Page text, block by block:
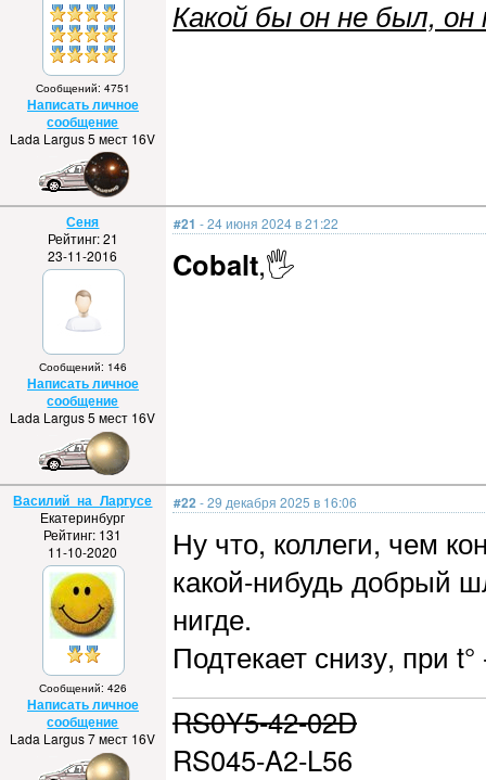
Сообщений: 4751
Написать личное
сообщение
Lada Largus 5 мест 16V
Какой бы он не был, он
Сеня
Рейтинг: 21
23-11-2016
Сообщений: 146
Написать личное
сообщение
Lada Largus 5 мест 16V
#21 - 24 июня 2024 в 21:22
Cobalt,🖐️
Василий_на_Ларгусе
Екатеринбург
Рейтинг: 131
11-10-2020
Сообщений: 426
Написать личное
сообщение
Lada Largus 7 мест 16V
#22 - 29 декабря 2025 в 16:06
Ну что, коллеги, чем
какой-нибудь добрый
нигде.
Подтекает снизу, при
RS0Y5-42-02D
RS045-A2-L56